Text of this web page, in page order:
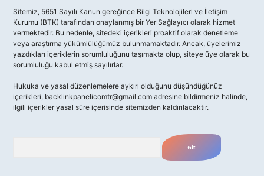
Sitemiz, 5651 Sayılı Kanun gereğince Bilgi Teknolojileri ve İletişim
Kurumu (BTK) tarafından onaylanmış bir Yer Sağlayıcı olarak hizmet
vermektedir. Bu nedenle, sitedeki içerikleri proaktif olarak denetleme
veya araştırma yükümlülüğümüz bulunmamaktadır. Ancak, üyelerimiz
yazdıkları içeriklerin sorumluluğunu taşımakta olup, siteye üye olarak bu
sorumluluğu kabul etmiş sayılırlar.
Hukuka ve yasal düzenlemelere aykırı olduğunu düşündüğünüz
içerikleri, backlinkpanelicomtr@gmail.com adresine bildirmeniz halinde,
ilgili içerikler yasal süre içerisinde sitemizden kaldırılacaktır.